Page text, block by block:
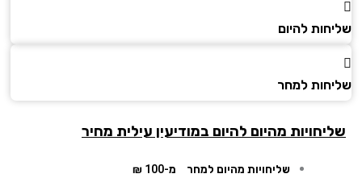
להיום
למחר
מהיום להיום במודיעין עילית מחיר
שליחויות מהיום למחר
מ-100 ₪